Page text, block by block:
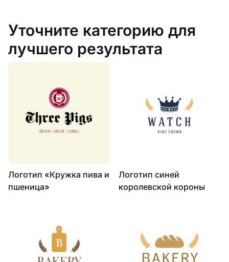
Уточните категорию для
лучшего результата
Логотип «Кружка пива и
пшеница»
Логотип синей
королевской короны